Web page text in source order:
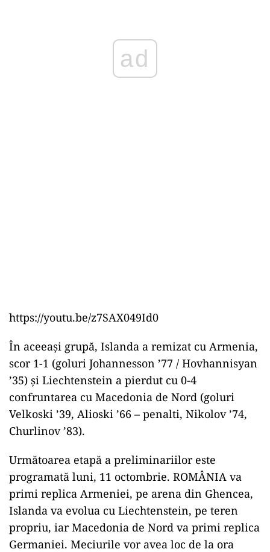
ad
https://youtu.be/z7SAX049Id0
În aceeaşi grupă, Islanda a remizat cu Armenia,
scor 1-1 (goluri Johannesson ’77 / Hovhannisyan
’35) şi Liechtenstein a pierdut cu 0-4
confruntarea cu Macedonia de Nord (goluri
Velkoski ’39, Alioski ’66 – penalti, Nikolov ’74,
Churlinov ’83).
Următoarea etapă a preliminariilor este
programată luni, 11 octombrie. ROMÂNIA va
primi replica Armeniei, pe arena din Ghencea,
Islanda va evolua cu Liechtenstein, pe teren
propriu, iar Macedonia de Nord va primi replica
Germaniei. Meciurile vor avea loc de la ora